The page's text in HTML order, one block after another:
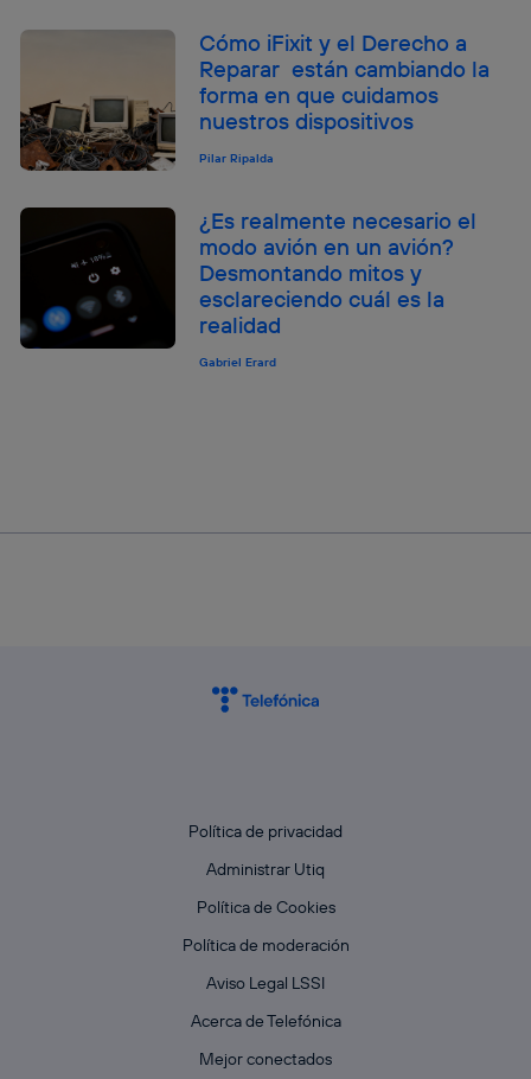
Cómo iFixit y el Derecho a
Reparar están cambiando la
forma en que cuidamos
nuestros dispositivos
Pilar Ripalda
¿Es realmente necesario el
modo avión en un avión?
Desmontando mitos y
esclareciendo cuál es la
realidad
Gabriel Erard
Política de privacidad
Administrar Utiq
Política de Cookies
Política de moderación
Aviso Legal LSSI
Acerca de Telefónica
Mejor conectados